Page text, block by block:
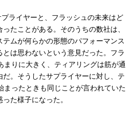
ライヤーと、フラッシュの未来はど
たことがある。そのうちの数社は、
ムが何らかの形態のパフォーマンス
は思わないという意見だった。フラ
まりに大きく、ティアリングは筋が通
だ。そうしたサプライヤーに対し、テ
まったときも同じことが言われていた
た様子になった。